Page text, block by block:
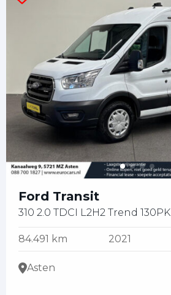
Ford Transit
310 2.0 TDCI L2H2 Trend 130PK
84.491 km 2021
Asten